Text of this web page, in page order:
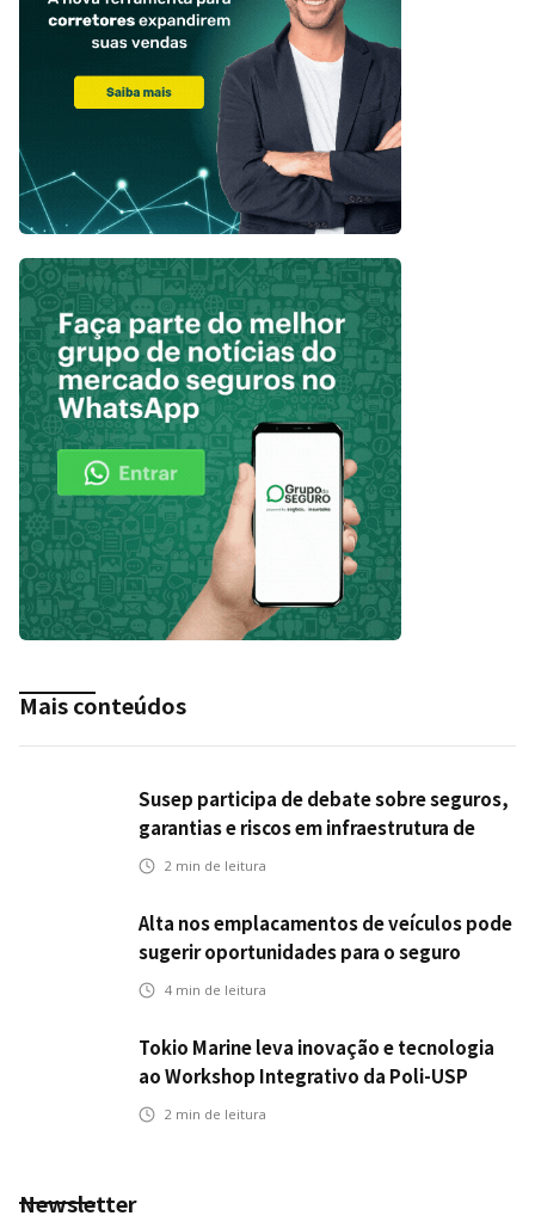
Mais conteúdos
Susep participa de debate sobre seguros,
garantias e riscos em infraestrutura de
transportes
2 min de leitura
Alta nos emplacamentos de veículos pode
sugerir oportunidades para o seguro
automotivo
4 min de leitura
Tokio Marine leva inovação e tecnologia
ao Workshop Integrativo da Poli-USP
2 min de leitura
Newsletter